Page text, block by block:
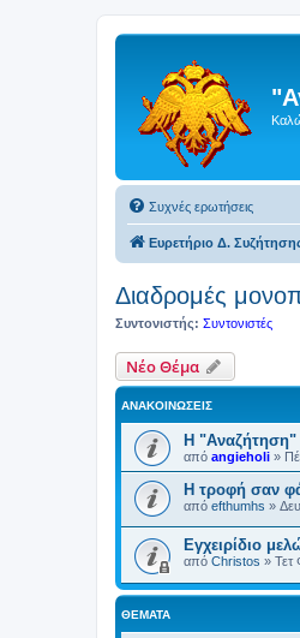
Συχνές ερωτήσεις
Ευρετήριο Δ.
Διαδρομές
Συντονιστής: Συντονιστές
Νέο Θέμα
ΑΝΑΚΟΙΝΏΣΕΙΣ
Η
από angieholi »
H τροφή σαν
από efthumhs »
Εγχειρίδιο
από Christos » Τετ
ΘΈΜΑΤΑ